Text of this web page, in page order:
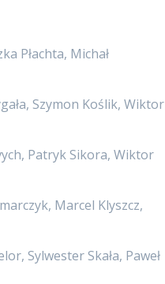
Płachta, Michał
Szymon Koślik, Wiktor
Patryk Sikora, Wiktor
Marcel Klyszcz,
Sylwester Skała, Paweł